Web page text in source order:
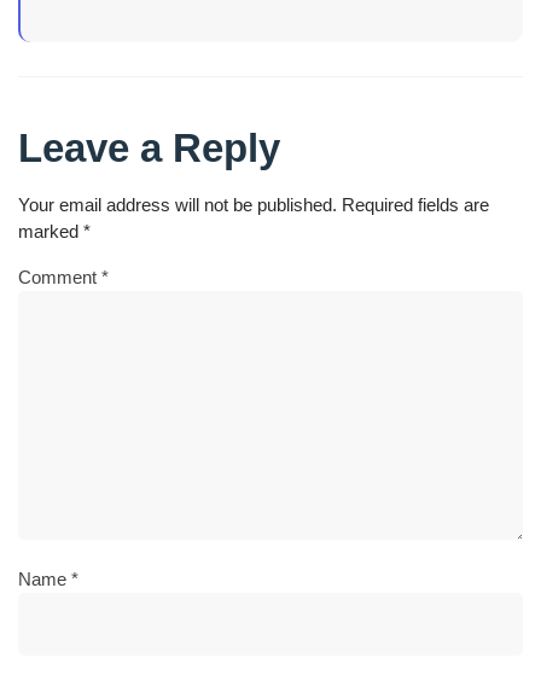
Leave a Reply
Your email address will not be published. Required fields are
marked *
Comment *
Name *